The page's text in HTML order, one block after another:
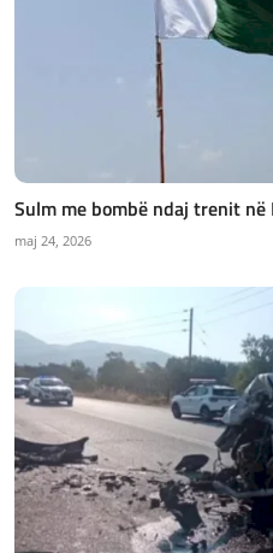
Sulm me bombë ndaj trenit
maj 24, 2026